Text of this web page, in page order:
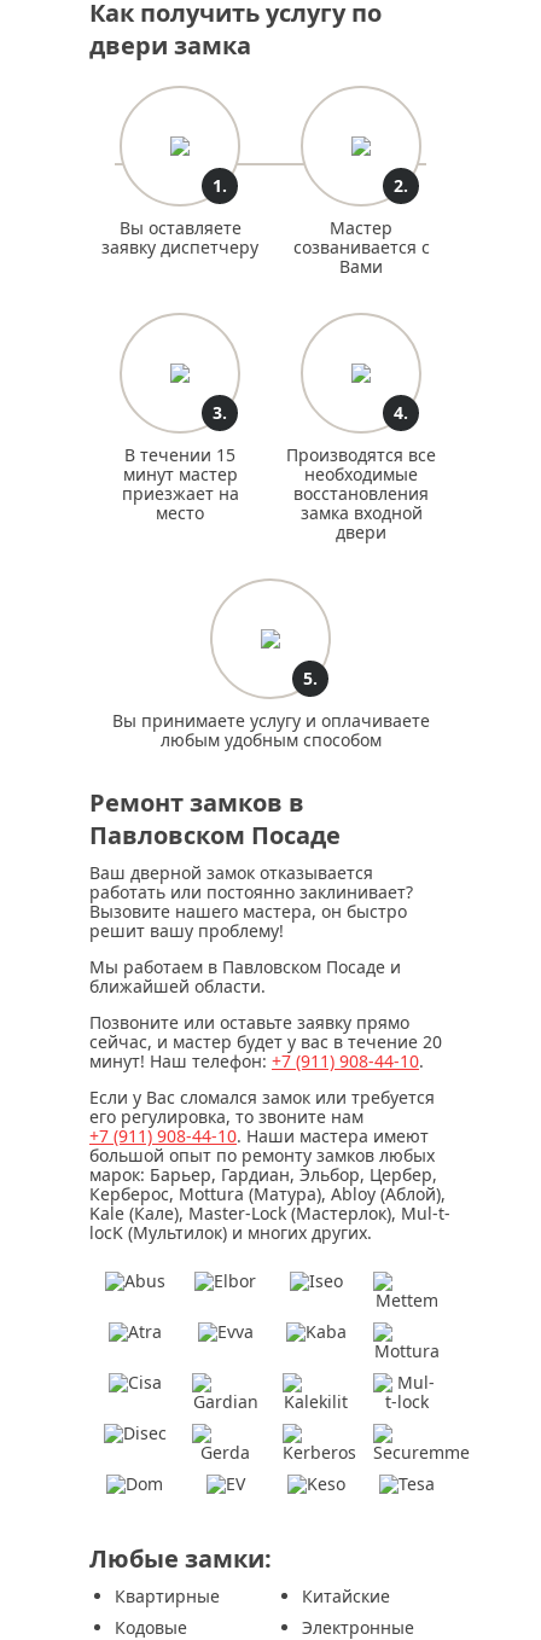
Как получить услугу по
двери замка
1.
Вы оставляете
заявку диспетчеру
2.
Мастер
созванивается с
Вами
3.
В течении 15
минут мастер
приезжает на
место
4.
Производятся все
необходимые
восстановления
замка входной
двери
5.
Вы принимаете услугу и оплачиваете
любым удобным способом
Ремонт замков в
Павловском Посаде
Ваш дверной замок отказывается
работать или постоянно заклинивает?
Вызовите нашего мастера, он быстро
решит вашу проблему!
Мы работаем в Павловском Посаде и
ближайшей области.
Позвоните или оставьте заявку прямо
сейчас, и мастер будет у вас в течение 20
минут! Наш телефон: +7 (911) 908-44-10.
Если у Вас сломался замок или требуется
его регулировка, то звоните нам
+7 (911) 908-44-10. Наши мастера имеют
большой опыт по ремонту замков любых
марок: Барьер, Гардиан, Эльбор, Цербер,
Керберос, Mottura (Матура), Abloy (Аблой),
Kale (Кале), Master-Lock (Мастерлок), Mul-t-
locK (Мультилок) и многих других.
Любые замки:
Квартирные
Китайские
Кодовые
Электронные